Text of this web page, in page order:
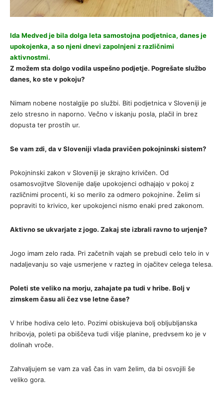
Ida Medved je bila dolga leta samostojna podjetnica, danes je
upokojenka, a so njeni dnevi zapolnjeni z različnimi
aktivnostmi.
Z možem sta dolgo vodila uspešno podjetje. Pogrešate službo
danes, ko ste v pokoju?
Nimam nobene nostalgije po službi. Biti podjetnica v Sloveniji je
zelo stresno in naporno. Večno v iskanju posla, plačil in brez
dopusta ter prostih ur.
Se vam zdi, da v Sloveniji vlada pravičen pokojninski sistem?
Pokojninski zakon v Sloveniji je skrajno krivičen. Od
osamosvojitve Slovenije dalje upokojenci odhajajo v pokoj z
različnimi procenti, ki so merilo za odmero pokojnine. Želim si
popraviti to krivico, ker upokojenci nismo enaki pred zakonom.
Aktivno se ukvarjate z jogo. Zakaj ste izbrali ravno to urjenje?
Jogo imam zelo rada. Pri začetnih vajah se prebudi celo telo in v
nadaljevanju so vaje usmerjene v razteg in ojačitev celega telesa.
Poleti ste veliko na morju, zahajate pa tudi v hribe. Bolj v
zimskem času ali čez vse letne čase?
V hribe hodiva celo leto. Pozimi obiskujeva bolj obljubljanska
hribovja, poleti pa obiščeva tudi višje planine, predvsem ko je v
dolinah vroče.
Zahvaljujem se vam za vaš čas in vam želim, da bi osvojili še
veliko gora.